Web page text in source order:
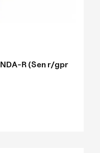
R (Sen r/gpr